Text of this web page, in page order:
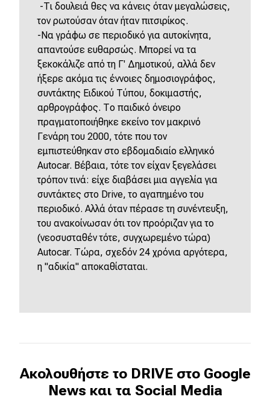
-Τι δουλειά θες να κάνεις όταν μεγαλώσεις,
τον ρωτούσαν όταν ήταν πιτσιρίκος.
-Να γράφω σε περιοδικό για αυτοκίνητα,
απαντούσε ευθαρσώς. Μπορεί να τα
ξεκοκάλιζε από τη Γ' Δημοτικού, αλλά δεν
ήξερε ακόμα τις έννοιες δημοσιογράφος,
συντάκτης Ειδικού Τύπου, δοκιμαστής,
αρθρογράφος. Το παιδικό όνειρο
πραγματοποιήθηκε εκείνο τον μακρινό
Γενάρη του 2000, τότε που τον
εμπιστεύθηκαν στο εβδομαδιαίο ελληνικό
Autocar. Βέβαια, τότε τον είχαν ξεγελάσει
τρόπον τινά: είχε διαβάσει μια αγγελία για
συντάκτες στο Drive, το αγαπημένο του
περιοδικό. Αλλά όταν πέρασε τη συνέντευξη,
του ανακοίνωσαν ότι τον προόριζαν για το
(νεοσυσταθέν τότε, συγχωρεμένο τώρα)
Autocar. Τώρα, σχεδόν 24 χρόνια αργότερα,
η "αδικία" αποκαθίσταται.
Ακολουθήστε το DRIVE στο Google
News και τα Social Media